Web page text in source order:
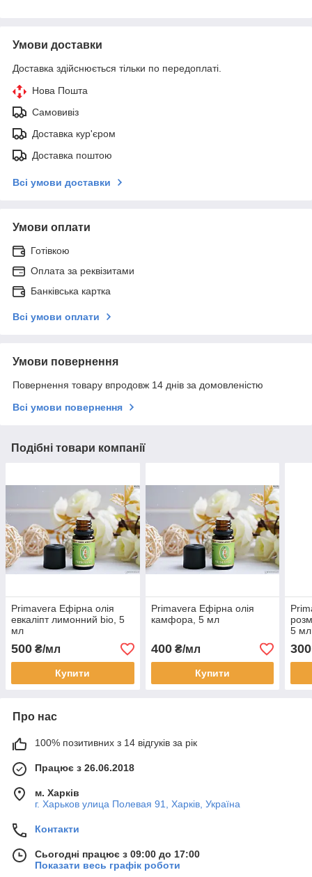
Умови доставки
Доставка здійснюється тільки по передоплаті.
Нова Пошта
Самовивіз
Доставка кур'єром
Доставка поштою
Всі умови доставки
Умови оплати
Готівкою
Оплата за реквізитами
Банківська картка
Всі умови оплати
Умови повернення
Повернення товару впродовж 14 днів за домовленістю
Всі умови повернення
Подібні товари компанії
Primavera Ефірна олія
евкаліпт лимонний bio, 5
мл
500 ₴/мл
Купити
Primavera Ефірна олія
камфора, 5 мл
400₴/мл
Купити
5 мл
300
Про нас
100% позитивних з 14 відгуків за рік
Працює з 26.06.2018
м. Харків
г. Харьков улица Полевая 91, Харків, Україна
Контакти
Сьогодні працює з 09:00 до 17:00
Показати весь графік роботи